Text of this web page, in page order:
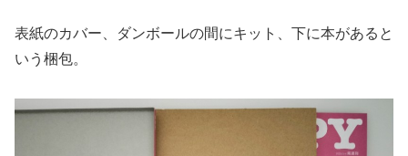
表紙のカバー、ダンボールの間にキット、下に本があると
いう梱包。